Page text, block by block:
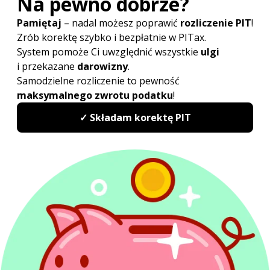
ustaw o podatkach dochodowych nie odnosiły się do
korekty podstawy opodatkowania w przypadku braku
zapłaty zobowiązania, nowe regulacje są mniej
korzystne dla dłużników. Odmiennie jednak wygląda to
w przypadku wierzycieli, którzy dotychczas, aby móc
ująć należność jako koszt podatkowy, musieli
wystąpić na drogę postępowania sądowego – obecnie
wystarczy sam upływ czasu. Tym samym dla wierzycieli
opłacalna jest zmiana terminu przeterminowanej
Pozostałe zmiany
Nowych rozwiązań nie stosują podmioty powiązane
w odniesieniu do transakcji pomiędzy nimi. Również
korekta niezapłaconego przychodu objęta jest